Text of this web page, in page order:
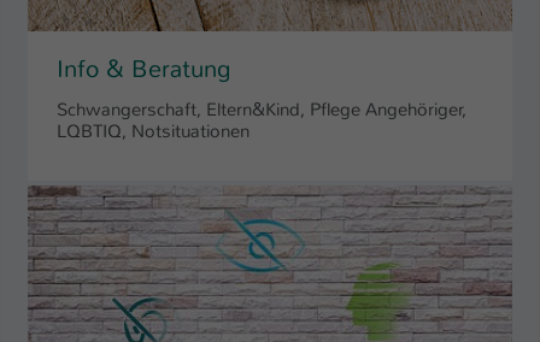
Info & Beratung
Schwangerschaft, Eltern&Kind, Pflege Angehöriger,
LQBTIQ, Notsituationen
Laufzeit
Zweck
Dieser Cookie teilt der Webseite mit, ob
ein Besucher im Typo3-Backend
angemeldet ist und Rechte besitzt diese
zu verwalten.